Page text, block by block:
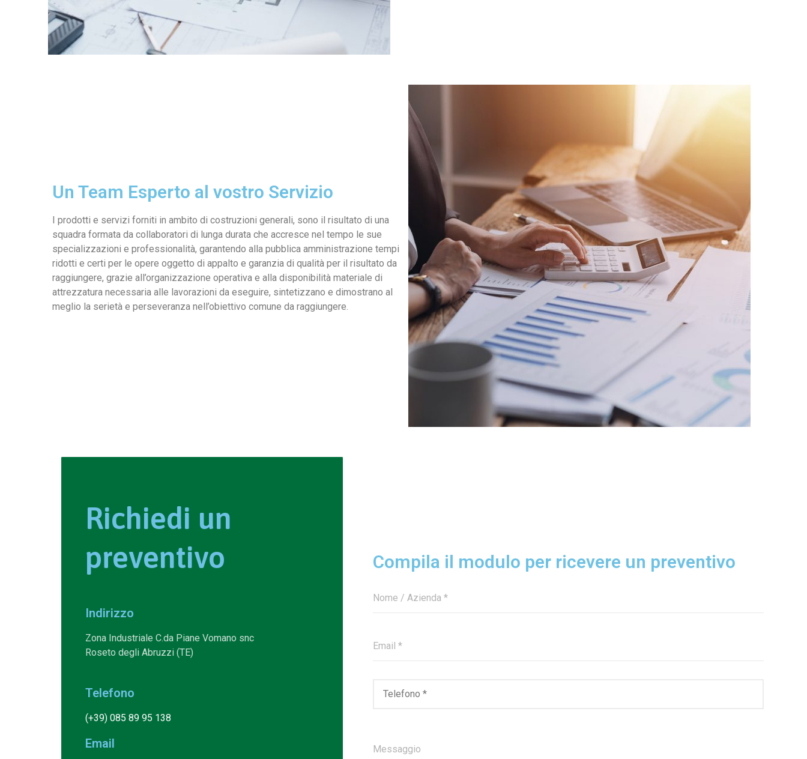
Un Team Esperto al vostro Servizio
I prodotti e servizi forniti in ambito di costruzioni generali, sono il risultato di una
squadra formata da collaboratori di lunga durata che accresce nel tempo le sue
specializzazioni e professionalità, garantendo alla pubblica amministrazione tempi
ridotti e certi per le opere oggetto di appalto e garanzia di qualità per il risultato da
raggiungere, grazie all’organizzazione operativa e alla disponibilità materiale di
attrezzatura necessaria alle lavorazioni da eseguire, sintetizzano e dimostrano al
meglio la serietà e perseveranza nell’obiettivo comune da raggiungere.
Richiedi un
preventivo
Indirizzo
Zona Industriale C.da Piane Vomano snc
Roseto degli Abruzzi (TE)
Telefono
(+39) 085 89 95 138
Email
Compila il modulo per ricevere un preventivo